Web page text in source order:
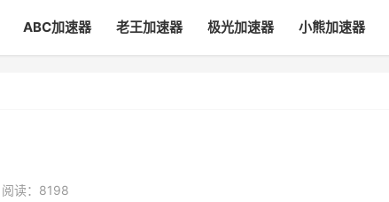
ABC加速器 老王加速器 极光加速器 小熊加速器
阅读：8198